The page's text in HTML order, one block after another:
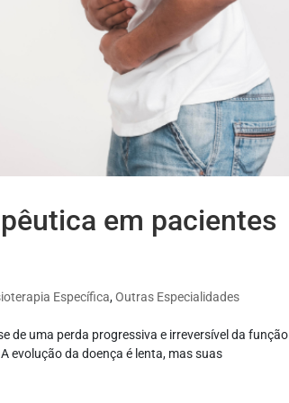
em pacientes
Específica,Outras Especialidades
de uma perda progressiva e irreversível da função
evolução da doença é lenta, mas suas